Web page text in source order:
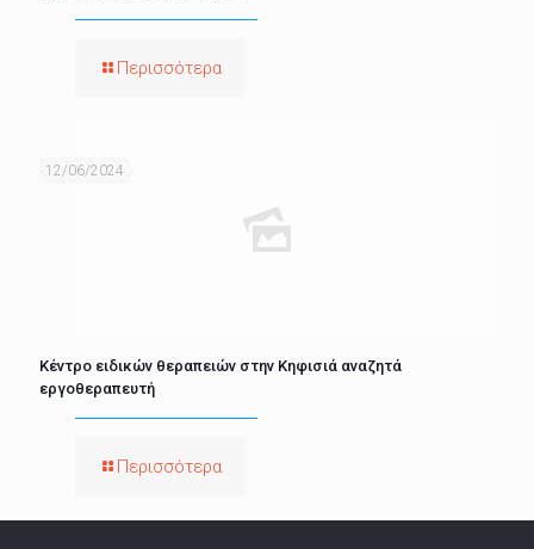
Περισσότερα
12/06/2024
Κέντρο ειδικών θεραπειών στην Κηφισιά αναζητά
εργοθεραπευτή
Περισσότερα